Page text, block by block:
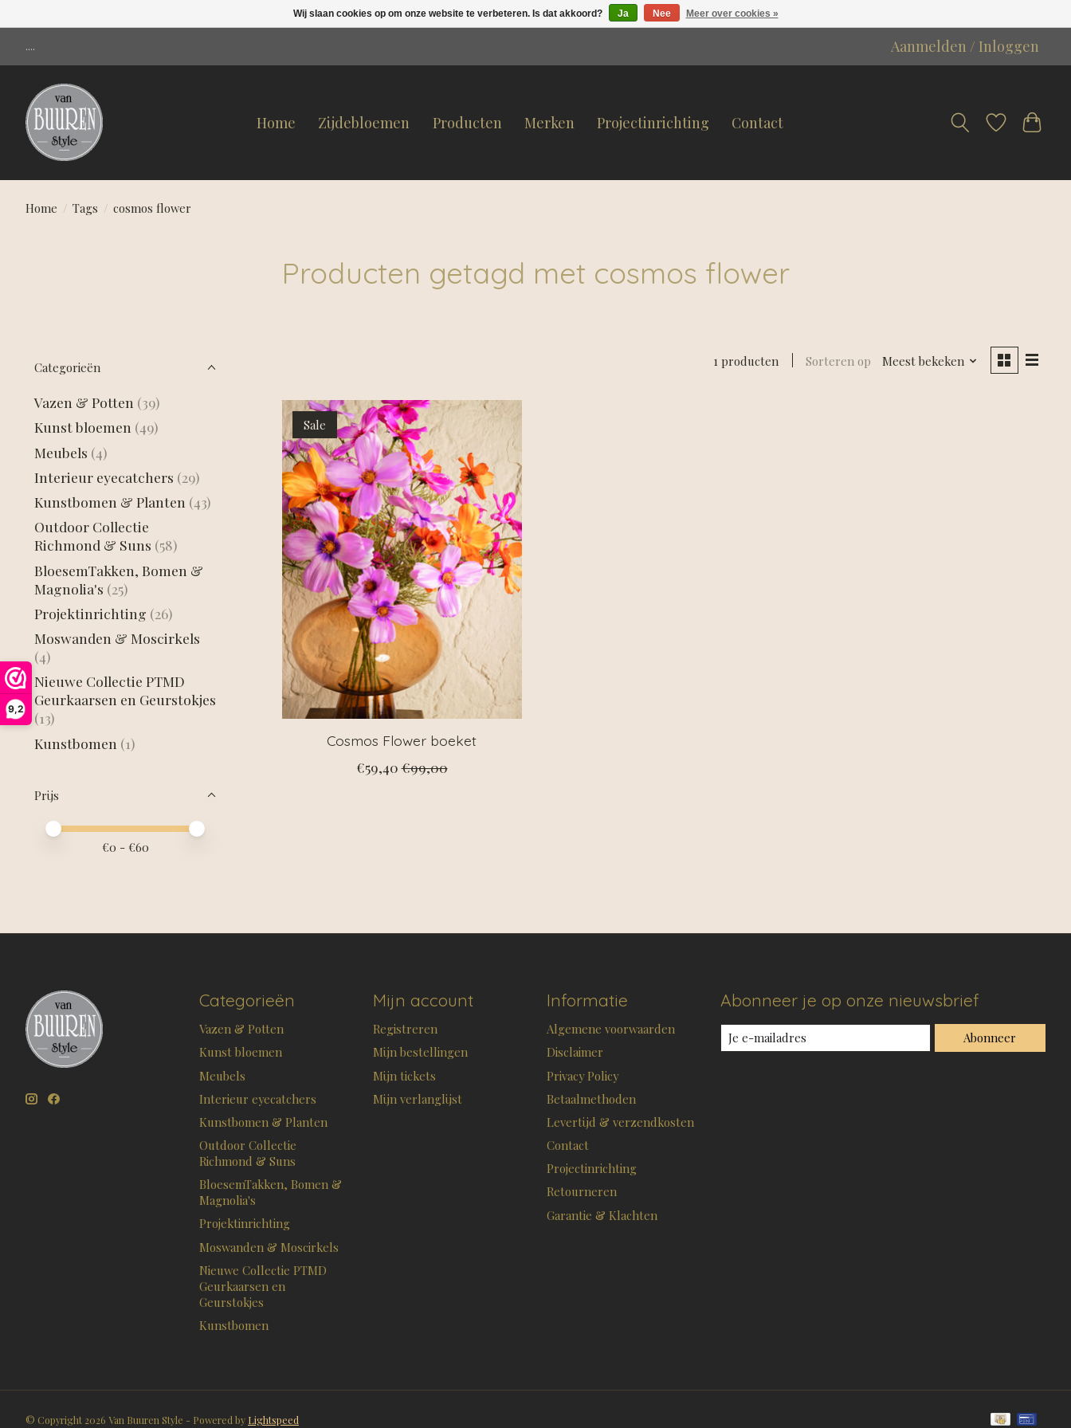
9,2
.... Aanmelden / Inloggen
Home Zijdebloemen Producten Merken Projectinrichting Contact
Home / Tags / cosmos flower
Producten getagd met cosmos flower
Categorieën
Vazen & Potten (39)
Kunst bloemen (49)
Meubels (4)
Interieur eyecatchers (29)
Kunstbomen & Planten (43)
Outdoor Collectie
Richmond & Suns (58)
BloesemTakken, Bomen &
Magnolia's (25)
Projektinrichting (26)
Moswanden & Moscirkels
(4)
Nieuwe Collectie PTMD
Geurkaarsen en Geurstokjes
(13)
Kunstbomen (1)
Prijs
Minimale prijswaarde
Price maximum value
€0 - €60
1 producten Sorteren op Meest bekeken
Sale
Cosmos Flower boeket
€59,40€99,00
Categorieën
Vazen & Potten
Kunst bloemen
Meubels
Interieur eyecatchers
Kunstbomen & Planten
Outdoor Collectie
Richmond & Suns
BloesemTakken, Bomen &
Magnolia's
Projektinrichting
Moswanden & Moscirkels
Nieuwe Collectie PTMD
Geurkaarsen en
Geurstokjes
Kunstbomen
Mijn account
Registreren
Mijn bestellingen
Mijn tickets
Mijn verlanglijst
Informatie
Algemene voorwaarden
Disclaimer
Privacy Policy
Betaalmethoden
Levertijd & verzendkosten
Contact
Projectinrichting
Retourneren
Garantie & Klachten
Abonneer je op onze nieuwsbrief
Abonneer
© Copyright 2026 Van Buuren Style - Powered by Lightspeed
Wij slaan cookies op om onze website te verbeteren. Is dat akkoord? Ja Nee Meer over cookies »